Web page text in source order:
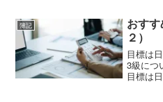
簿記
おす
２）
目標は
3級につ
目標は